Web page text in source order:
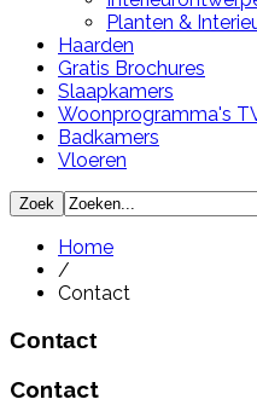
Planten &
Haarden
Gratis Brochures
Slaapkamers
Woonprogramma's
Badkamers
Vloeren
Home
/
Contact
Contact
Contact